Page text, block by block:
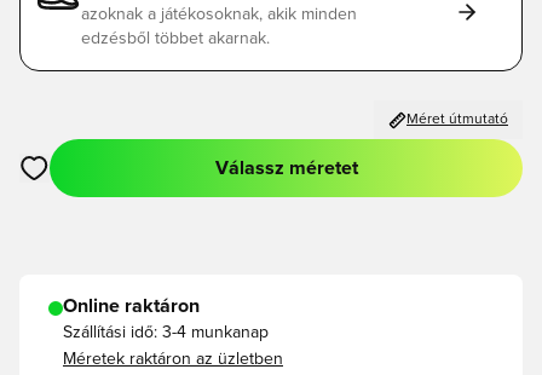
azoknak a játékosoknak, akik minden
edzésből többet akarnak.
Méret útmutató
Megnyit egy modált a bejelentkezéshez vagy a tagként való
Válassz méretet
Online raktáron
Szállítási idő: 3-4 munkanap
Méretek raktáron az üzletben